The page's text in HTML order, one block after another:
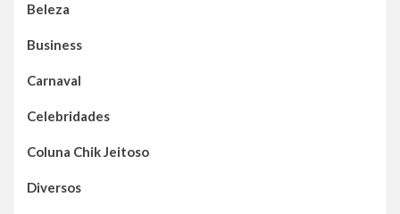
Beleza
Business
Carnaval
Celebridades
Coluna Chik Jeitoso
Diversos